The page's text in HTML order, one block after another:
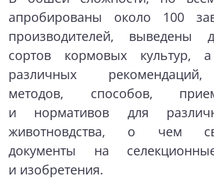
апробированы около 100
производителей, выведены
сортов кормовых культур,
различных рекомендаций,
методов, способов,
и нормативов для
животновдства, о чем
документы на
и изобретения.